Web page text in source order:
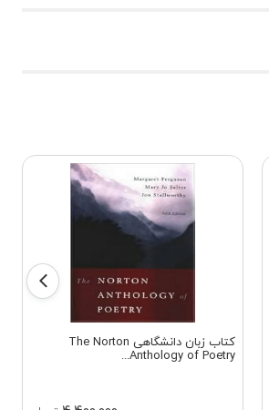
کتاب زبان دانشگاهی The Norton
Anthology of Poetry...